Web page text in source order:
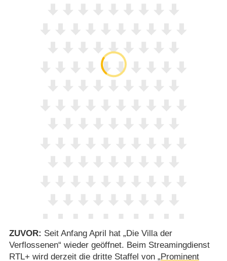
ZUVOR: Seit Anfang April hat „Die Villa der
Verflossenen“ wieder geöffnet. Beim Streamingdienst
RTL+ wird derzeit die dritte Staffel von „Prominent